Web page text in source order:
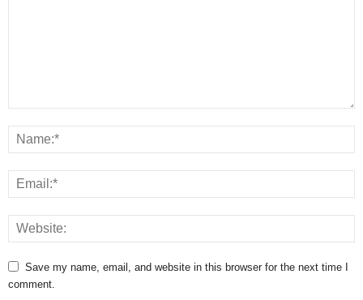
Save my name, email, and website in this browser for the next time I
comment.